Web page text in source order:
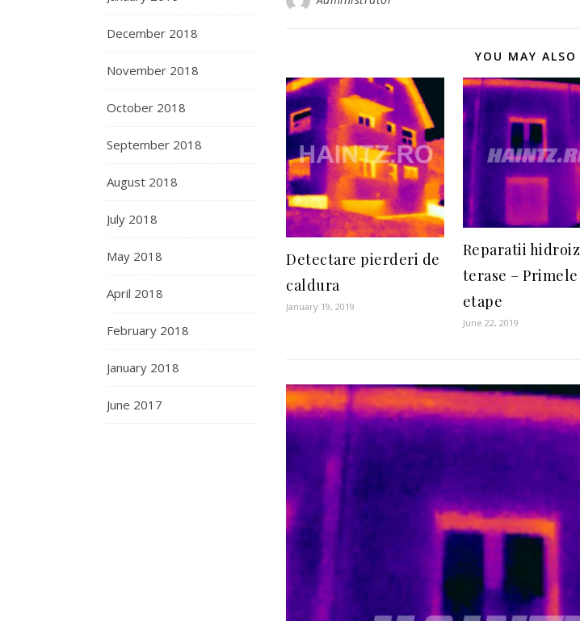
December 2018
November 2018
October 2018
September 2018
August 2018
July 2018
May 2018
April 2018
February 2018
January 2018
June 2017
YOU MAY ALSO
Detectare pierderi de
caldura
January 19, 2019
Reparatii
terase – Primele
etape
June 22, 2019